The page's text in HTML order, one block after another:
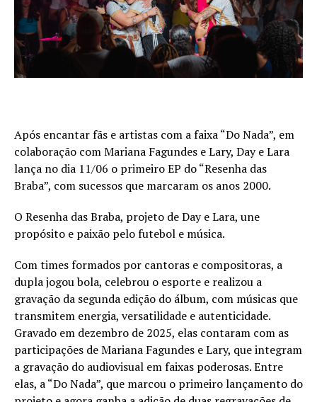
Após encantar fãs e artistas com a faixa “Do Nada”, em
colaboração com Mariana Fagundes e Lary, Day e Lara
lança no dia 11/06 o primeiro EP do “Resenha das
Braba”, com sucessos que marcaram os anos 2000.
O Resenha das Braba, projeto de Day e Lara, une
propósito e paixão pelo futebol e música.
Com times formados por cantoras e compositoras, a
dupla jogou bola, celebrou o esporte e realizou a
gravação da segunda edição do álbum, com músicas que
transmitem energia, versatilidade e autenticidade.
Gravado em dezembro de 2025, elas contaram com as
participações de Mariana Fagundes e Lary, que integram
a gravação do audiovisual em faixas poderosas. Entre
elas, a “Do Nada”, que marcou o primeiro lançamento do